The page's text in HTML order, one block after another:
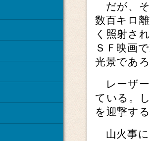
だが、そ
数百キロ
く照射さ
ＳＦ映画
光景であ
レーザー
ている。
を迎撃す
山火事に